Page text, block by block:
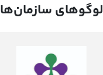
لوگوهای سازمان‌ها